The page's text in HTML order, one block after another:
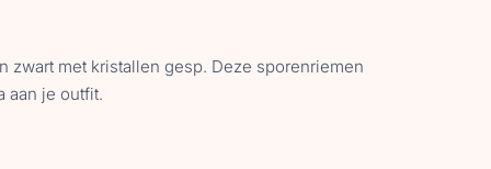
zwart met kristallen gesp. Deze sporenriemen
aan je outfit.